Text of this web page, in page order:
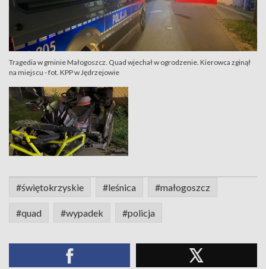
Tragedia w gminie Małogoszcz. Quad wjechał w ogrodzenie. Kierowca zginął
na miejscu - fot. KPP w Jędrzejowie
#świętokrzyskie #leśnica #małogoszcz
#quad #wypadek #policja